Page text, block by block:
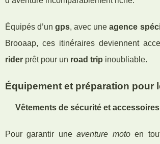
Équipés d’ungps, avec uneagence
Brooaap, ces itinéraires deviennent
rider prêt pour un road trip inoubliable.
Équipement et préparation pour
Vêtements de sécurité et
Pour garantir uneaventure motoen